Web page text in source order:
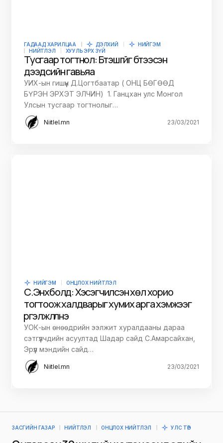
ГАДААД ХАРИЛЦАА ДЭЛХИЙ
НИЙГЭМ
НИЙТЛЭЛ
ХУУЛЬ ЭРХ ЗҮЙ
Тусгаар тогтнол: Бүтэшгүйг бүтээсэн
дээдсийн гавьяа
УИХ-ын гишүүн Д.Цогтбаатар ( ОНЦ БӨГӨӨД
БҮРЭН ЭРХЭТ ЭЛЧИН) 1. Ганцхан улс Монгол
Улсын тусгаар тогтнолыг…
Niitlel.mn 23/03/2021
НИЙГЭМ ОНЦЛОХ НИЙТЛЭЛ
С.Энхболд: Хэсэгчилсэн хөл хорио
тогтоож халдварыг хумих арга хэмжээг
үргэлжлүүлнэ
УОК-ын өнөөдрийн ээлжит хуралдааны дараа
сэтгүүлчдийн асуултад Шадар сайд С.Амарсайхан,
Эрүүл мэндийн сайд…
Niitlel.mn 23/03/2021
ЗАСГИЙН ГАЗАР НИЙТЛЭЛ ОНЦЛОХ НИЙТЛЭЛ УЛС ТӨР